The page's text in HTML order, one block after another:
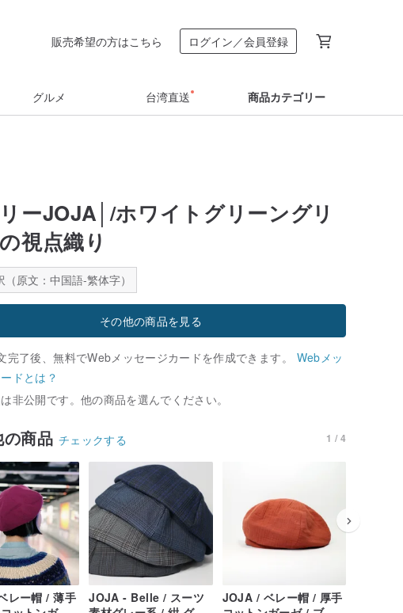
販売希望の方はこちら ログイン／会員登録
グルメ 台湾直送 商品カテゴリー
ーJOJA│/ホワイトグリーングリ
視点織り
（原文：中国語-繁体字）
その他の商品を見る
完了後、無料でWebメッセージカードを作成できます。 Webメッ
ドとは？
非公開です。他の商品を選んでください。
商品 チェックする 1 / 4
レー帽 / 薄手
JOJA - Belle / スーツ
JOJA / ベレー帽 / 厚手